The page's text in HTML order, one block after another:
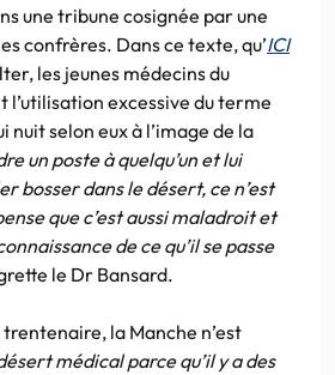
une tribune cosignée par une
confrères. Dans ce texte, qu’ICI
les jeunes médecins du
excessive du terme
nuit selon eux à l’image de la
un poste à quelqu’un et lui
bosser dans le désert, ce n’est
que c’est aussi maladroit et
de ce qu’il se passe
le Dr Bansard.
la Manche n’est
médical parce qu’il y a des